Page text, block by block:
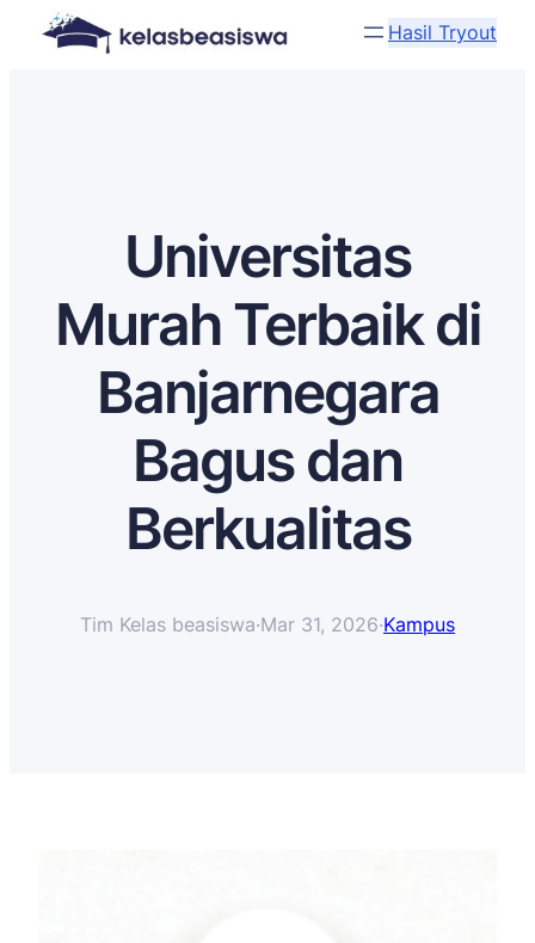
Hasil Tryout
Universitas
Murah Terbaik di
Banjarnegara
Bagus dan
Berkualitas
Tim Kelas beasiswa·Mar 31, 2026·Kampus